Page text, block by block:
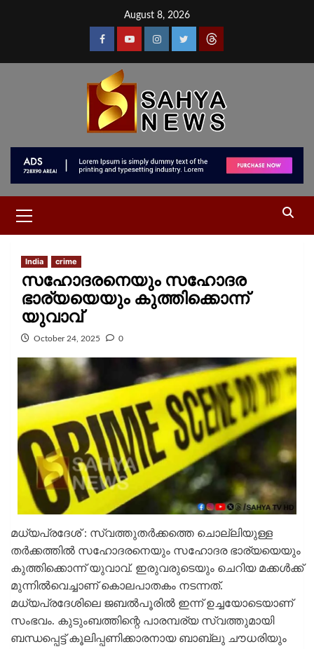
August 8, 2026
India crime
സഹോദരനെയും സഹോദര
ഭാര്യയെയും കുത്തിക്കൊന്ന്
യുവാവ്
October 24, 2025 0
മധ്യപ്രദേശ് : സ്വത്തുതർക്കത്തെ ചൊല്ലിയുള്ള
തര്‍ക്കത്തില്‍ സഹോദരനെയും സഹോദര ഭാര്യയെയും
കുത്തിക്കൊന്ന് യുവാവ്. ഇരുവരുടെയും ചെറിയ മക്കള്‍ക്ക്
മുന്നില്‍വെച്ചാണ് കൊലപാതകം നടന്നത്.
മധ്യപ്രദേശിലെ ജബല്‍പൂരില്‍ ഇന്ന് ഉച്ചയോടെയാണ്
സംഭവം. കുടുംബത്തിന്റെ പാരമ്പര്യ സ്വത്തുമായി
ബന്ധപ്പെട്ട് കൂലിപ്പണിക്കാരനായ ബാബ്ലു ചൗധരിയും